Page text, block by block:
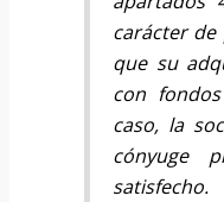
carácter
que su
con
caso, la
cónyuge
satisfecho.